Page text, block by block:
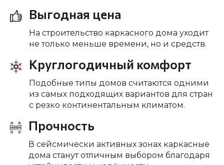
Выгодная цена
На строительство каркасного дома уходит
не только меньше времени, но и средств.
Круглогодичный комфорт
Подобные типы домов считаются одними
из самых подходящих вариантов для стран
с резко континентальным климатом.
Прочность
В сейсмически активных зонах каркасные
дома станут отличным выбором благодаря